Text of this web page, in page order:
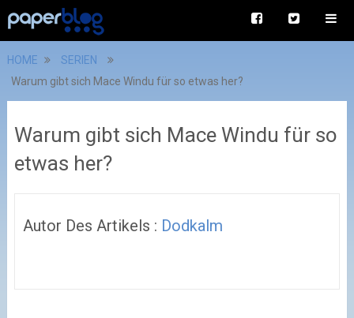
HOME
SERIEN
Warum gibt sich Mace Windu für so etwas her?
Warum gibt sich Mace Windu für so
etwas her?
Autor Des Artikels : Dodkalm